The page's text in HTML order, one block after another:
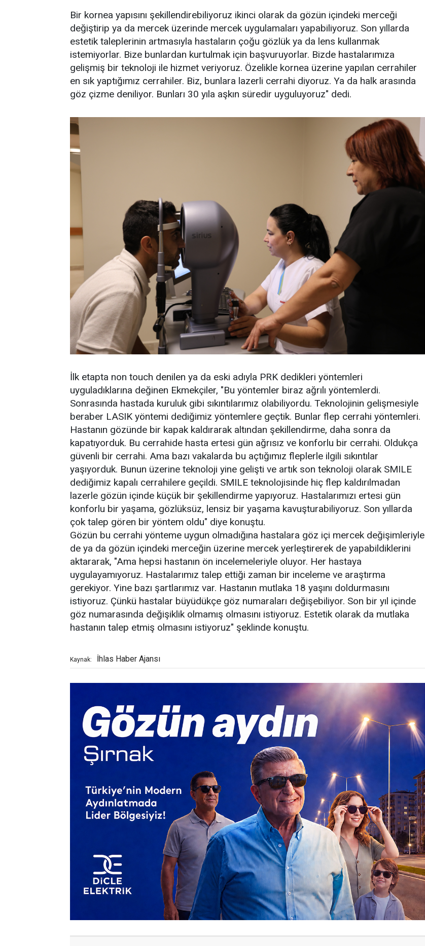
Bir kornea yapısını şekillendirebiliyoruz ikinci olarak da gözün içindeki merceği
değiştirip ya da mercek üzerinde mercek uygulamaları yapabiliyoruz. Son yıllarda
estetik taleplerinin artmasıyla hastaların çoğu gözlük ya da lens kullanmak
istemiyorlar. Bize bunlardan kurtulmak için başvuruyorlar. Bizde hastalarımıza
gelişmiş bir teknoloji ile hizmet veriyoruz. Özelikle kornea üzerine yapılan cerrahiler
en sık yaptığımız cerrahiler. Biz, bunlara lazerli cerrahi diyoruz. Ya da halk arasında
göz çizme deniliyor. Bunları 30 yıla aşkın süredir uyguluyoruz" dedi.
İlk etapta non touch denilen ya da eski adıyla PRK dedikleri yöntemleri
uyguladıklarına değinen Ekmekçiler, "Bu yöntemler biraz ağrılı yöntemlerdi.
Sonrasında hastada kuruluk gibi sıkıntılarımız olabiliyordu. Teknolojinin gelişmesiyle
beraber LASIK yöntemi dediğimiz yöntemlere geçtik. Bunlar flep cerrahi yöntemleri.
Hastanın gözünde bir kapak kaldırarak altından şekillendirme, daha sonra da
kapatıyorduk. Bu cerrahide hasta ertesi gün ağrısız ve konforlu bir cerrahi. Oldukça
güvenli bir cerrahi. Ama bazı vakalarda bu açtığımız fleplerle ilgili sıkıntılar
yaşıyorduk. Bunun üzerine teknoloji yine gelişti ve artık son teknoloji olarak SMILE
dediğimiz kapalı cerrahilere geçildi. SMILE teknolojisinde hiç flep kaldırılmadan
lazerle gözün içinde küçük bir şekillendirme yapıyoruz. Hastalarımızı ertesi gün
konforlu bir yaşama, gözlüksüz, lensiz bir yaşama kavuşturabiliyoruz. Son yıllarda
çok talep gören bir yöntem oldu" diye konuştu.
Gözün bu cerrahi yönteme uygun olmadığına hastalara göz içi mercek değişimleriyle
de ya da gözün içindeki merceğin üzerine mercek yerleştirerek de yapabildiklerini
aktararak, "Ama hepsi hastanın ön incelemeleriyle oluyor. Her hastaya
uygulayamıyoruz. Hastalarımız talep ettiği zaman bir inceleme ve araştırma
gerekiyor. Yine bazı şartlarımız var. Hastanın mutlaka 18 yaşını doldurmasını
istiyoruz. Çünkü hastalar büyüdükçe göz numaraları değişebiliyor. Son bir yıl içinde
göz numarasında değişiklik olmamış olmasını istiyoruz. Estetik olarak da mutlaka
hastanın talep etmiş olmasını istiyoruz" şeklinde konuştu.
Kaynak: İhlas Haber Ajansı